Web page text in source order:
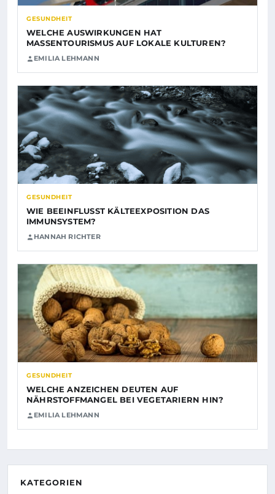
GESUNDHEIT
WELCHE AUSWIRKUNGEN HAT
MASSENTOURISMUS AUF LOKALE KULTUREN?
EMILIA LEHMANN
GESUNDHEIT
WIE BEEINFLUSST KÄLTEEXPOSITION DAS
IMMUNSYSTEM?
HANNAH RICHTER
GESUNDHEIT
WELCHE ANZEICHEN DEUTEN AUF
NÄHRSTOFFMANGEL BEI VEGETARIERN HIN?
EMILIA LEHMANN
KATEGORIEN